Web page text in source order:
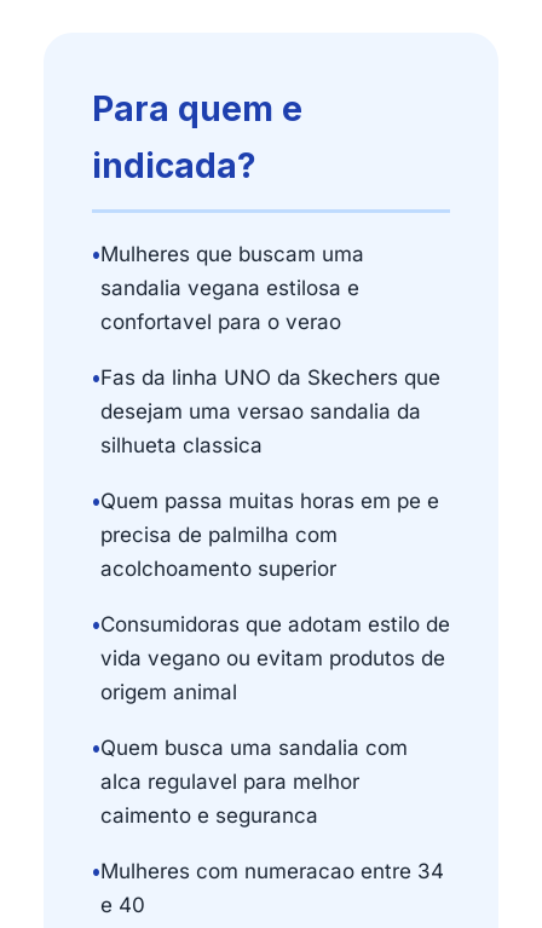
Para quem e
indicada?
•Mulheres que buscam uma
sandalia vegana estilosa e
confortavel para o verao
•Fas da linha UNO da Skechers que
desejam uma versao sandalia da
silhueta classica
•Quem passa muitas horas em pe e
precisa de palmilha com
acolchoamento superior
•Consumidoras que adotam estilo de
vida vegano ou evitam produtos de
origem animal
•Quem busca uma sandalia com
alca regulavel para melhor
caimento e seguranca
•Mulheres com numeracao entre 34
e 40